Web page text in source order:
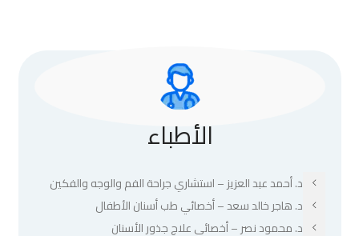
الأطباء
د. أحمد عبد العزيز – استشاري جراحة الفم والوجه والفكين
د. هاجر خالد سعد – أخصائي طب أسنان الأطفال
د. محمود نصر – أخصائي علاج جذور الأسنان